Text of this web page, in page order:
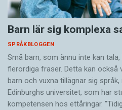
Barn lär sig komplexa
SPRÅKBLOGGEN
Små barn, som ännu inte kan
flerordiga fraser. Detta kan också
barn och vuxna tillägnar sig
Edinburghs universitet, som har
kompetensen hos ettåringar.